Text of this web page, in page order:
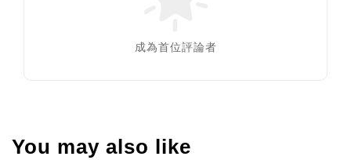
成為首位評論者
You may also like